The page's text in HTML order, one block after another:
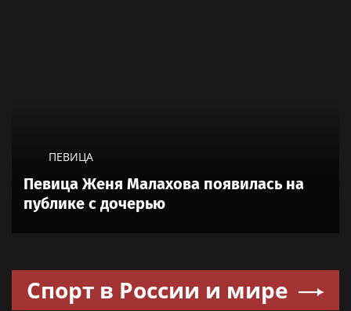
ПЕВИЦА
Певица Женя Малахова появилась на
публике с дочерью
Спорт в России и мире